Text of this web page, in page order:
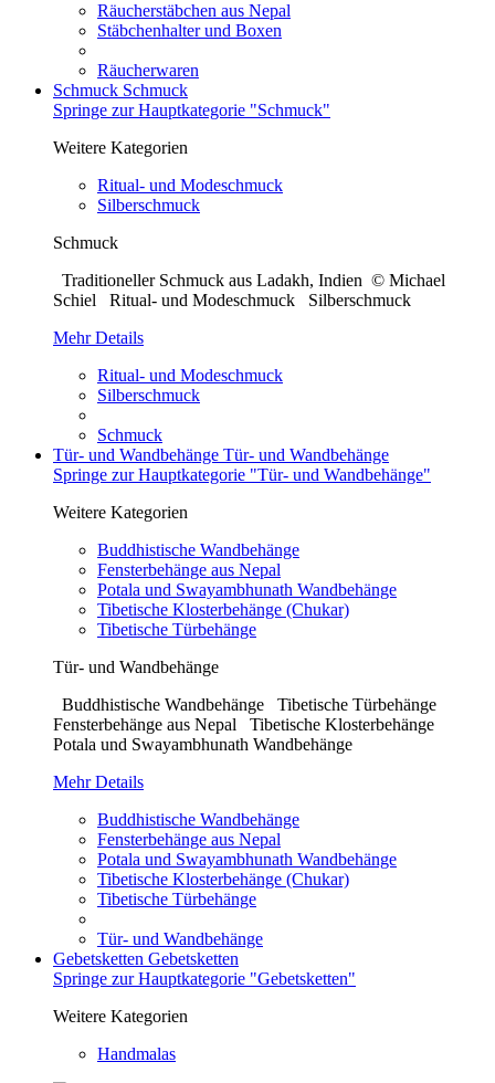
Räucherstäbchen aus Nepal
Stäbchenhalter und Boxen
Räucherwaren
Schmuck Schmuck
Springe zur Hauptkategorie "Schmuck"
Weitere Kategorien
Ritual- und Modeschmuck
Silberschmuck
Schmuck
Traditioneller Schmuck aus Ladakh, Indien © Michael
Schiel Ritual- und Modeschmuck Silberschmuck
Mehr Details
Ritual- und Modeschmuck
Silberschmuck
Schmuck
Tür- und Wandbehänge Tür- und Wandbehänge
Springe zur Hauptkategorie "Tür- und Wandbehänge"
Weitere Kategorien
Buddhistische Wandbehänge
Fensterbehänge aus Nepal
Potala und Swayambhunath Wandbehänge
Tibetische Klosterbehänge (Chukar)
Tibetische Türbehänge
Tür- und Wandbehänge
Buddhistische Wandbehänge Tibetische Türbehänge
Fensterbehänge aus Nepal Tibetische Klosterbehänge
Potala und Swayambhunath Wandbehänge
Mehr Details
Buddhistische Wandbehänge
Fensterbehänge aus Nepal
Potala und Swayambhunath Wandbehänge
Tibetische Klosterbehänge (Chukar)
Tibetische Türbehänge
Tür- und Wandbehänge
Gebetsketten Gebetsketten
Springe zur Hauptkategorie "Gebetsketten"
Weitere Kategorien
Handmalas